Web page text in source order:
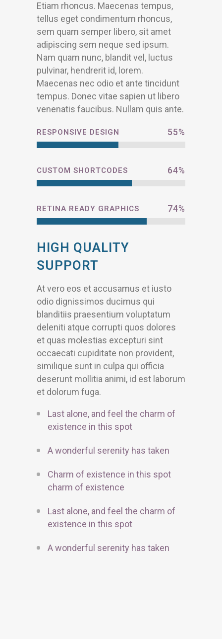
Etiam rhoncus. Maecenas tempus,
tellus eget condimentum rhoncus,
sem quam semper libero, sit amet
adipiscing sem neque sed ipsum.
Nam quam nunc, blandit vel, luctus
pulvinar, hendrerit id, lorem.
Maecenas nec odio et ante tincidunt
tempus. Donec vitae sapien ut libero
venenatis faucibus. Nullam quis ante.
RESPONSIVE DESIGN 55%
CUSTOM SHORTCODES 64%
RETINA READY GRAPHICS 74%
HIGH QUALITY
SUPPORT
At vero eos et accusamus et iusto
odio dignissimos ducimus qui
blanditiis praesentium voluptatum
deleniti atque corrupti quos dolores
et quas molestias excepturi sint
occaecati cupiditate non provident,
similique sunt in culpa qui officia
deserunt mollitia animi, id est laborum
et dolorum fuga.
Last alone, and feel the charm of
existence in this spot
A wonderful serenity has taken
Charm of existence in this spot
charm of existence
Last alone, and feel the charm of
existence in this spot
A wonderful serenity has taken